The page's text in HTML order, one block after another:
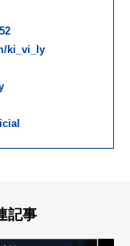
ki_vi_ly
記事